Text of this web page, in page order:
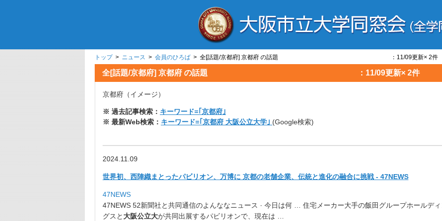
トップ> ニュース > 会員のひろば > 全[話題/京都府] 京都府 の話題 ：11/09更新× 2件
全[話題/京都府] 京都府 の話題 ：11/09更新× 2件
京都府（イメージ）
※ 過去記事検索： キーワード=｢京都府｣
※ 最新Web検索： キーワード=｢京都府 大阪公立大学｣ (Google検索)
2024.11.09
世界初、西陣織まとったパビリオン、万博に 京都の老舗企業、伝統と進化の融合に挑戦 - 47NEWS
47NEWS
47NEWS 52新聞社と共同通信のよんななニュース · 今日は何 … 住宅メーカー大手の飯田グループホールデ
グスと 大阪公立大が共同出展するパビリオンで、現在は …